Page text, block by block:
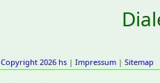
Copyright 2026 hs | Impressum | Sitemap